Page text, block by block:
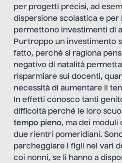
per progetti precisi, ad
dispersione scolastica e
permettono investimenti di
Purtroppo un investimento
fatto, perché si ragiona
negativo di natalità
risparmiare sui docenti,
necessità di aumentare il
In effetti conosco tanti
difficoltà perché le loro
tempo pieno, ma dei moduli
due rientri pomeridiani.
parcheggiare i figli nei vari
coi nonni, se li hanno a